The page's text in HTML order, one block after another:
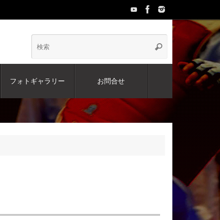
検
索:
検
フォトギャラリー お問合せ